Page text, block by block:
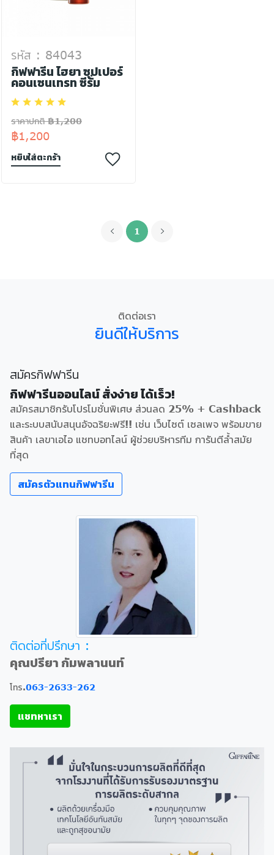
รหัส : 84043
กิฟฟารีน ไฮยา ซุปเปอร์
คอนเซนเทรท ซีรั่ม
ราคาปกติ ฿1,200
฿1,200
หยิบใส่ตะกร้า
1
ติดต่อเรา
ยินดีให้บริการ
สมัครกิฟฟารีน
กิฟฟารีนออนไลน์ สั่งง่าย ได้เร็ว!
สมัครสมาชิกรับโปรโมชั่นพิเศษ ส่วนลด 25% + Cashback
และระบบสนับสนุนอัจฉริยะฟรี!! เช่น เว็บไซต์ เซลเพจ พร้อมขาย
สินค้า เลขาเอไอ แชทบอทไลน์ ผู้ช่วยบริหารทีม การันตีล้ำสมัย
ที่สุด
สมัครตัวแทนกิฟฟารีน
ติดต่อที่ปรึกษา :
คุณปรียา กัมพลานนท์
โทร.063-2633-262
แชทหาเรา